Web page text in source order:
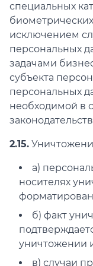
специальных
исключением
персональных
задачами
субъекта
персональных
необходимой в
2.15.
а)
носителях
б) факт
уничтожении
в) случаи